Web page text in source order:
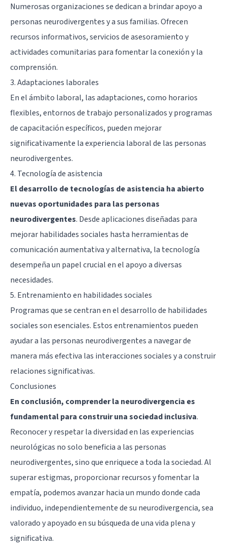
Numerosas organizaciones se dedican a brindar apoyo a
personas neurodivergentes y a sus familias. Ofrecen
recursos informativos, servicios de asesoramiento y
actividades comunitarias para fomentar la conexión y la
comprensión.
3. Adaptaciones laborales
En el ámbito laboral, las adaptaciones, como horarios
flexibles, entornos de trabajo personalizados y programas
de capacitación específicos, pueden mejorar
significativamente la experiencia laboral de las personas
neurodivergentes.
4. Tecnología de asistencia
El desarrollo de tecnologías de asistencia ha abierto
nuevas oportunidades para las personas
neurodivergentes. Desde aplicaciones diseñadas para
mejorar habilidades sociales hasta herramientas de
comunicación aumentativa y alternativa, la tecnología
desempeña un papel crucial en el apoyo a diversas
necesidades.
5. Entrenamiento en habilidades sociales
Programas que se centran en el desarrollo de habilidades
sociales son esenciales. Estos entrenamientos pueden
ayudar a las personas neurodivergentes a navegar de
manera más efectiva las interacciones sociales y a construir
relaciones significativas.
Conclusiones
En conclusión, comprender la neurodivergencia es
fundamental para construir una sociedad inclusiva.
Reconocer y respetar la diversidad en las experiencias
neurológicas no solo beneficia a las personas
neurodivergentes, sino que enriquece a toda la sociedad. Al
superar estigmas, proporcionar recursos y fomentar la
empatía, podemos avanzar hacia un mundo donde cada
individuo, independientemente de su neurodivergencia, sea
valorado y apoyado en su búsqueda de una vida plena y
significativa.